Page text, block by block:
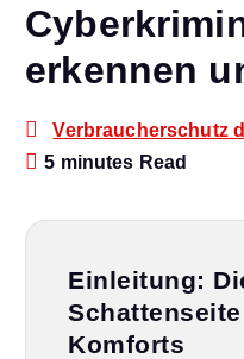
erkennen
Verbraucherschutz
5 minutes Read
Einleitung:
Komforts